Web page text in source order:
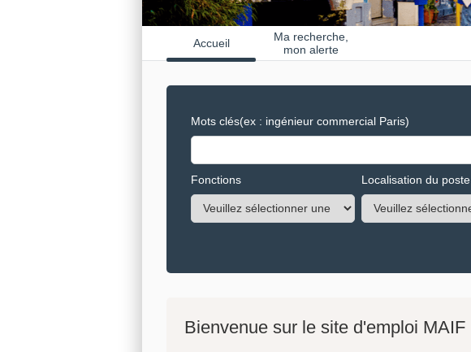
Accueil
Ma recherche,
mon alerte
Mots clés(ex : ingénieur commercial Paris)
Fonctions Localisation du poste
Bienvenue sur le site d'emploi MAIF